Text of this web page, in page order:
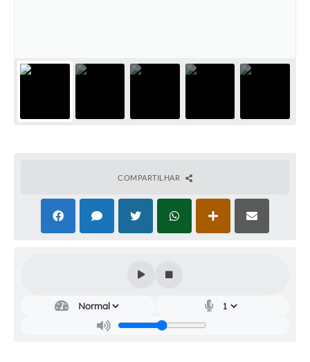
Carta de Serviços
Editais
COMPARTILHAR